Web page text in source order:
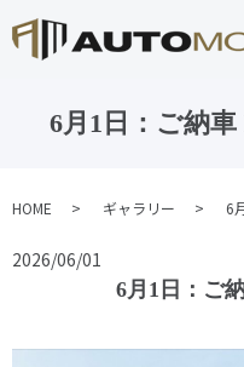
6月1日：ご納
HOME ギャラリー 6
2026/06/01
6月1日：ご